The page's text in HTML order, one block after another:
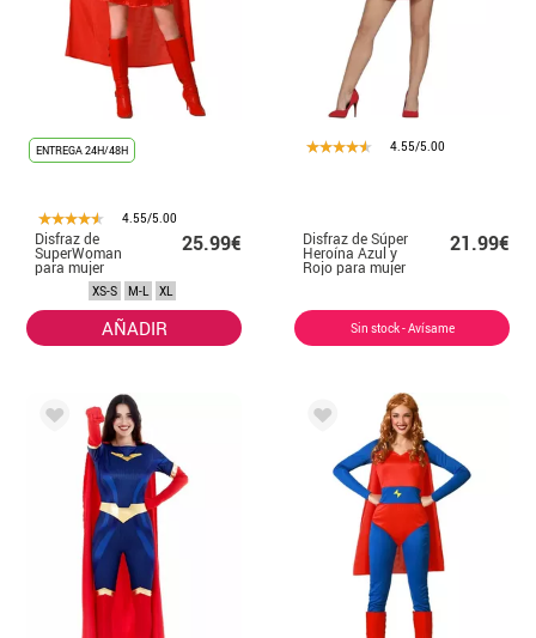
ENTREGA 24H/48H
4.55/5.00
Disfraz de
SuperWoman
para mujer
25.99€
XS-S M-L XL
AÑADIR
4.55/5.00
Disfraz de Súper
Heroína Azul y
Rojo para mujer
21.99€
Sin stock - Avísame